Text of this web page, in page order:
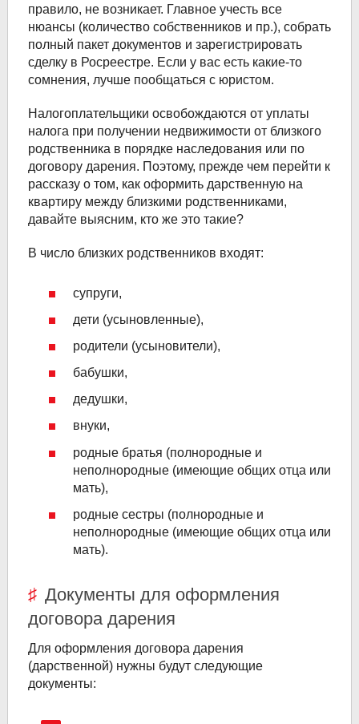
правило, не возникает. Главное учесть все
нюансы (количество собственников и пр.), собрать
полный пакет документов и зарегистрировать
сделку в Росреестре. Если у вас есть какие-то
сомнения, лучше пообщаться с юристом.
Налогоплательщики освобождаются от уплаты
налога при получении недвижимости от близкого
родственника в порядке наследования или по
договору дарения. Поэтому, прежде чем перейти к
рассказу о том, как оформить дарственную на
квартиру между близкими родственниками,
давайте выясним, кто же это такие?
В число близких родственников входят:
супруги,
дети (усыновленные),
родители (усыновители),
бабушки,
дедушки,
внуки,
родные братья (полнородные и
неполнородные (имеющие общих отца или
мать),
родные сестры (полнородные и
неполнородные (имеющие общих отца или
мать).
Документы для оформления
договора дарения
Для оформления договора дарения
(дарственной) нужны будут следующие
документы: